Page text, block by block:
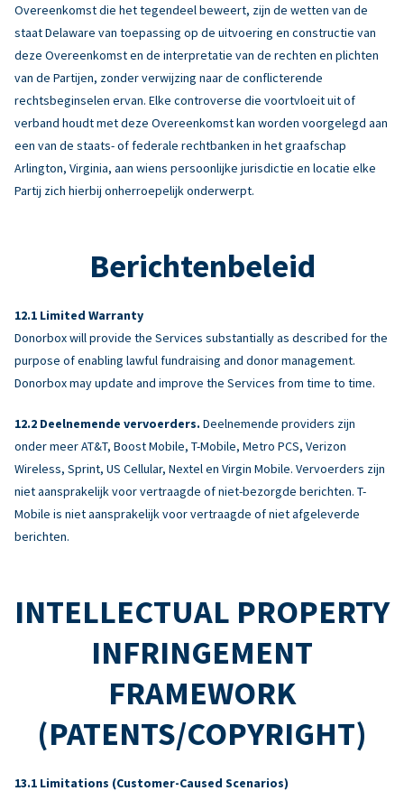
Overeenkomst die het tegendeel beweert, zijn de wetten van de
staat Delaware van toepassing op de uitvoering en constructie van
deze Overeenkomst en de interpretatie van de rechten en plichten
van de Partijen, zonder verwijzing naar de conflicterende
rechtsbeginselen ervan. Elke controverse die voortvloeit uit of
verband houdt met deze Overeenkomst kan worden voorgelegd aan
een van de staats- of federale rechtbanken in het graafschap
Arlington, Virginia, aan wiens persoonlijke jurisdictie en locatie elke
Partij zich hierbij onherroepelijk onderwerpt.
Berichtenbeleid
Limited Warranty
Donorbox will provide the Services substantially as described for the
purpose of enabling lawful fundraising and donor management.
Donorbox may update and improve the Services from time to time.
Deelnemende vervoerders. Deelnemende providers zijn
onder meer AT&T, Boost Mobile, T-Mobile, Metro PCS, Verizon
Wireless, Sprint, US Cellular, Nextel en Virgin Mobile. Vervoerders zijn
niet aansprakelijk voor vertraagde of niet-bezorgde berichten. T-
Mobile is niet aansprakelijk voor vertraagde of niet afgeleverde
berichten.
INTELLECTUAL PROPERTY
INFRINGEMENT
FRAMEWORK
(PATENTS/COPYRIGHT)
Limitations (Customer-Caused Scenarios)